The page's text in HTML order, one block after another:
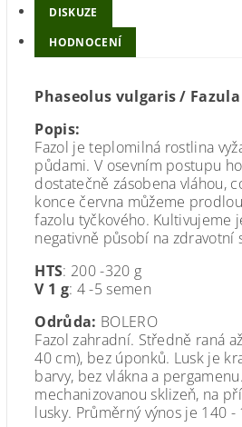
DISKUZE
HODNOCENÍ
Phaseolus vulgaris / Fazula
Popis:
Fazol je teplomilná rostlina
půdami. V osevním postupu
dostatečně zásobena vláhou,
konce června můžeme
fazolu tyčkového. Kultivujeme
negativně působí na zdravotní
HTS: 200 -320 g
V 1 g: 4 -5 semen
Odrůda: BOLERO
Fazol zahradní. Středně raná
40 cm), bez úponků. Lusk je
barvy, bez vlákna a
mechanizovanou sklizeň, na
lusky. Průměrný výnos je 140